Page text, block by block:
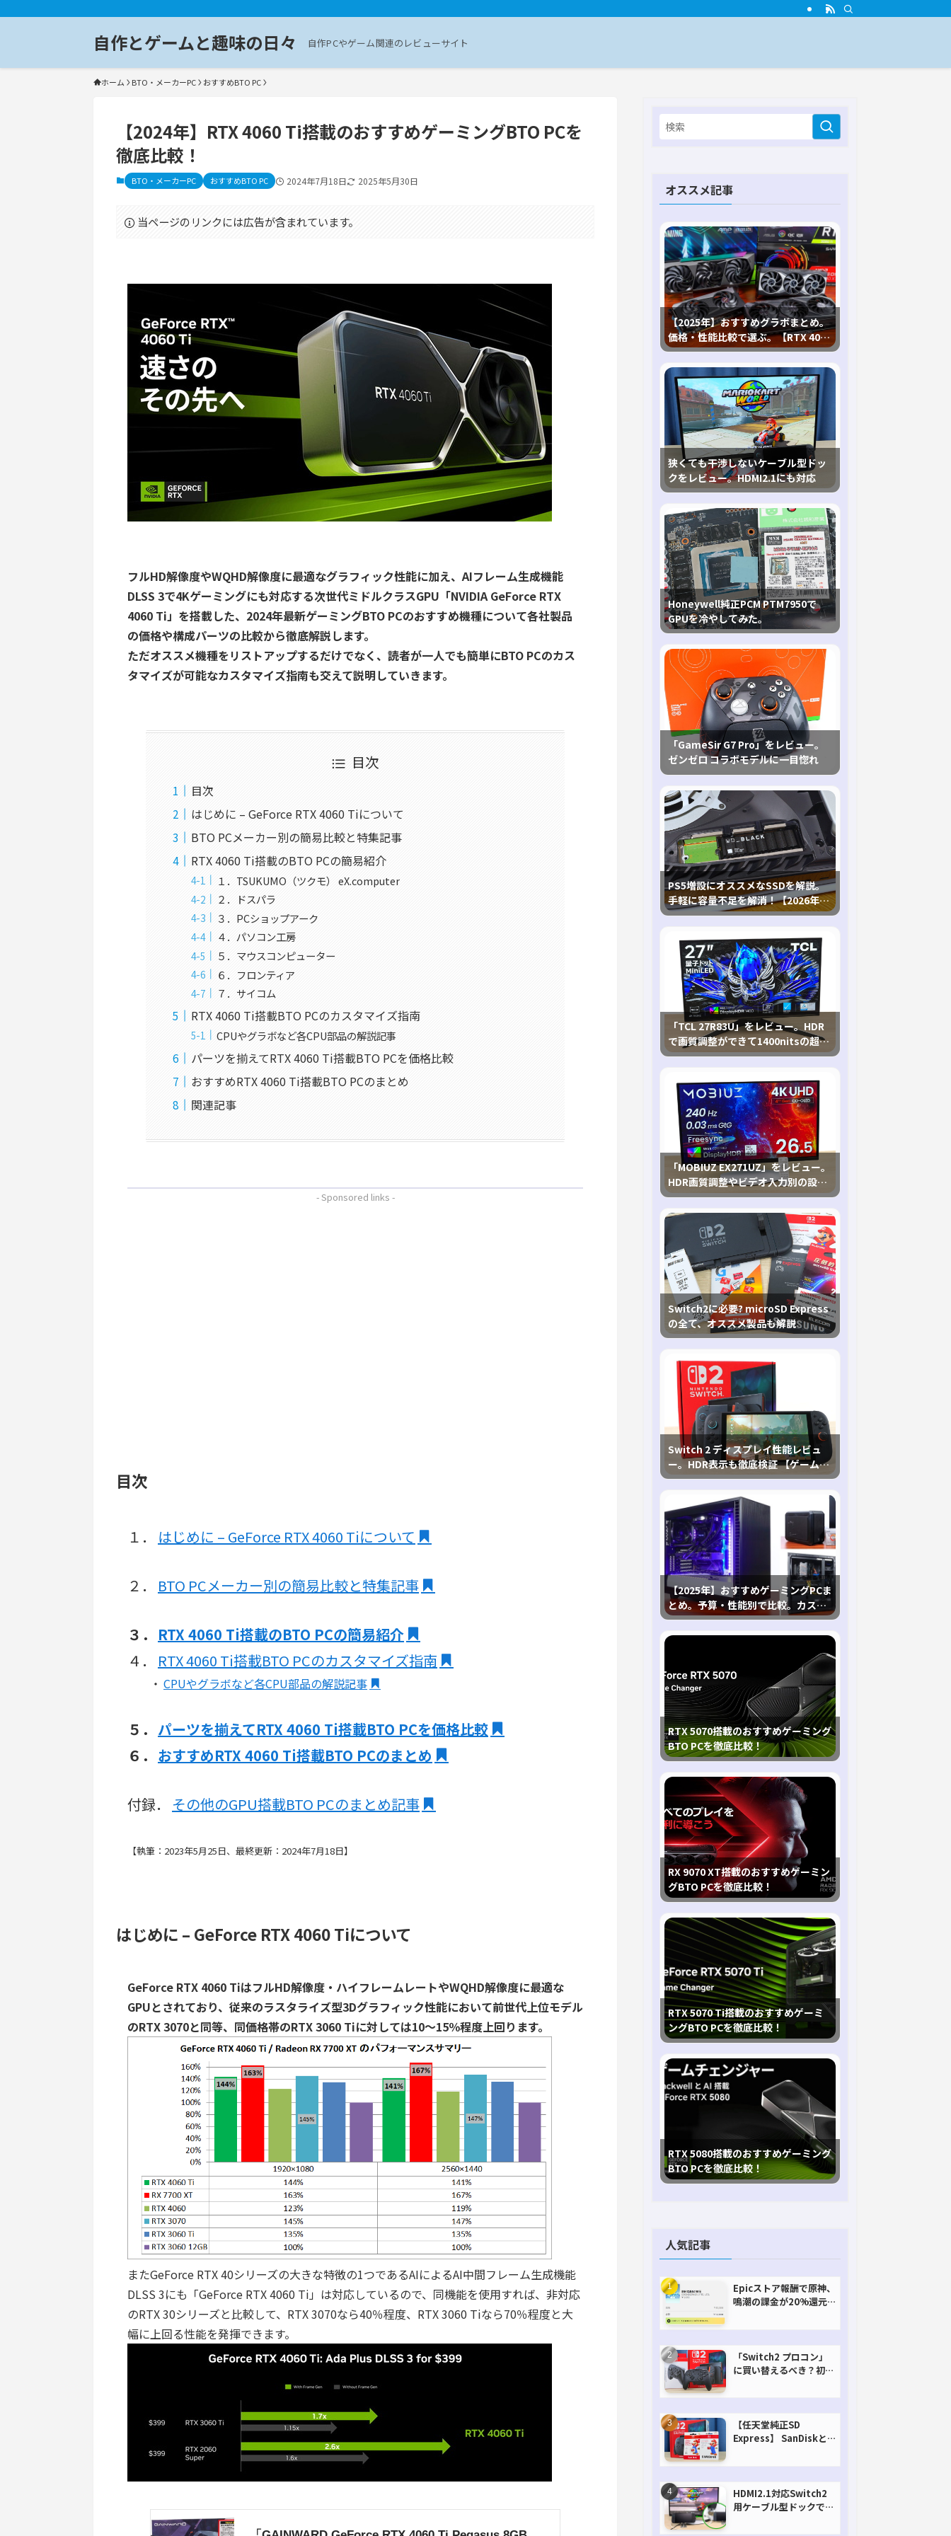
自作とゲームと趣味の日々 自作PCやゲーム関連のレビューサイト
ホーム BTO・メーカーPC おすすめBTO PC
【2024年】RTX 4060 Ti搭載のおすすめゲーミングBTO PCを
徹底比較！
BTO・メーカーPC おすすめBTO PC 2024年7月18日 2025年5月30日
当ページのリンクには広告が含まれています。
フルHD解像度やWQHD解像度に最適なグラフィック性能に加え、AIフレーム生成機能
DLSS 3で4Kゲーミングにも対応する次世代ミドルクラスGPU「NVIDIA GeForce RTX
4060 Ti」を搭載した、2024年最新ゲーミングBTO PCのおすすめ機種について各社製品
の価格や構成パーツの比較から徹底解説します。
ただオススメ機種をリストアップするだけでなく、読者が一人でも簡単にBTO PCのカス
タマイズが可能なカスタマイズ指南も交えて説明していきます。
目次
目次
はじめに – GeForce RTX 4060 Tiについて
BTO PCメーカー別の簡易比較と特集記事
RTX 4060 Ti搭載のBTO PCの簡易紹介
１．TSUKUMO（ツクモ） eX.computer
２．ドスパラ
３．PCショップアーク
４．パソコン工房
５．マウスコンピューター
６．フロンティア
７．サイコム
RTX 4060 Ti搭載BTO PCのカスタマイズ指南
CPUやグラボなど各CPU部品の解説記事
パーツを揃えてRTX 4060 Ti搭載BTO PCを価格比較
おすすめRTX 4060 Ti搭載BTO PCのまとめ
関連記事
- Sponsored links -
目次
１． はじめに – GeForce RTX 4060 Tiについて
２． BTO PCメーカー別の簡易比較と特集記事
３． RTX 4060 Ti搭載のBTO PCの簡易紹介
４．
RTX 4060 Ti搭載BTO PCのカスタマイズ指南
・ CPUやグラボなど各CPU部品の解説記事
５． パーツを揃えてRTX 4060 Ti搭載BTO PCを価格比較
６． おすすめRTX 4060 Ti搭載BTO PCのまとめ
付録． その他のGPU搭載BTO PCのまとめ記事
【執筆：2023年5月25日、最終更新：2024年7月18日】
はじめに – GeForce RTX 4060 Tiについて
GeForce RTX 4060 TiはフルHD解像度・ハイフレームレートやWQHD解像度に最適な
GPUとされており、従来のラスタライズ型3Dグラフィック性能において前世代上位モデル
のRTX 3070と同等、同価格帯のRTX 3060 Tiに対しては10～15％程度上回ります。
またGeForce RTX 40シリーズの大きな特徴の1つであるAIによるAI中間フレーム生成機能
DLSS 3にも「GeForce RTX 4060 Ti」は対応しているので、同機能を使用すれば、非対応
のRTX 30シリーズと比較して、RTX 3070なら40％程度、RTX 3060 Tiなら70％程度と大
幅に上回る性能を発揮できます。
オススメ記事
【2025年】おすすめグラボまとめ。
価格・性能比較で選ぶ。【RTX 40,
RX 7000各種に対応】
狭くても干渉しないケーブル型ドッ
クをレビュー。HDMI2.1にも対応
Honeywell純正PCM PTM7950で
GPUを冷やしてみた。
「GameSir G7 Pro」をレビュー。
ゼンゼロ コラボモデルに一目惚れ
PS5増設にオススメなSSDを解説。
手軽に容量不足を解消！【2026年最
新、PS5 Proにも対応】
「TCL 27R83U」をレビュー。HDR
で画質調整ができて1400nitsの超高
輝度も発揮！
「MOBIUZ EX271UZ」をレビュー。
HDR画質調整やビデオ入力別の設定
が可能な4K有機ELゲーミングモニタ
を徹底検証
Switch2に必要? microSD Express
の全て、オススメ製品も解説
Switch 2 ディスプレイ性能レビュ
ー。HDR表示も徹底検証 【ゲームに
おけるHDRの未来を切り開く1台！】
【2025年】おすすめゲーミングPCま
とめ。予算・性能別で比較。カスタ
マイズ指南も
RTX 5070搭載のおすすめゲーミング
BTO PCを徹底比較！
RX 9070 XT搭載のおすすめゲーミン
グBTO PCを徹底比較！
RTX 5070 Ti搭載のおすすめゲーミ
ングBTO PCを徹底比較！
RTX 5080搭載のおすすめゲーミング
BTO PCを徹底比較！
人気記事
Epicストア報酬で原神、
鳴潮の課金が20%還元
「Switch2 プロコン」
に買い替えるべき？初代
【任天堂純正SD
Express】 SanDiskと
HDMI2.1対応Switch2
用ケーブル型ドックで省